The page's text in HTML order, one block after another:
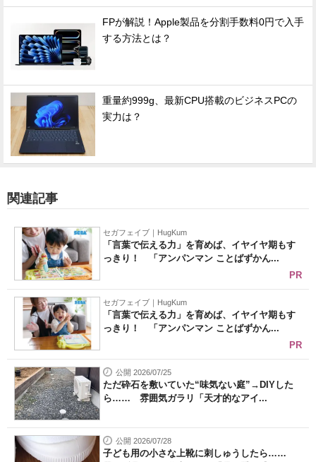
FPが解説！Apple製品を分割手数料0円で入手
する方法とは？
重量約999g、最新CPU搭載のビジネスPCの
実力は？
関連記事
セガフェイブ｜HugKum
「言葉で伝える力」を育めば、イヤイヤ期もす
っきり！ 「アンパンマン ことばずかん...
PR
セガフェイブ｜HugKum
「言葉で伝える力」を育めば、イヤイヤ期もす
っきり！ 「アンパンマン ことばずかん...
PR
公開 2026/07/25
ただ砕石を敷いていた“味気ない庭”→DIYした
ら…… 雰囲気ガラリ「天才的なアイ...
公開 2026/07/28
子ども用の小さな上靴に刺しゅうしたら……